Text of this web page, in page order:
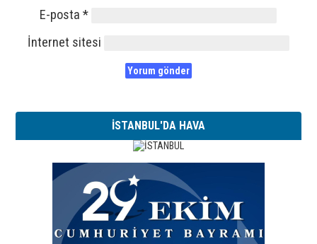
E-posta*
İnternet sitesi
İSTANBUL'DA HAVA